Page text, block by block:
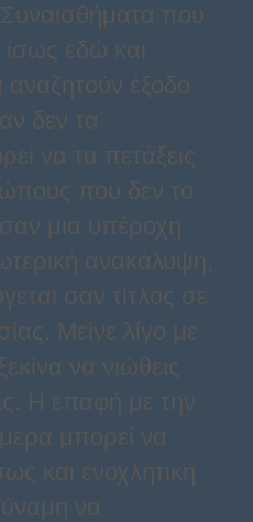
που
ίσως εδώ και
έξοδο
δεν τα
να τα πετάξεις
που δεν το
μια υπέροχη
ανακάλυψη,
σαν τίτλος σε
Μείνε λίγο με
να νιώθεις
Η επαφή με την
μπορεί να
και ενοχλητική
να